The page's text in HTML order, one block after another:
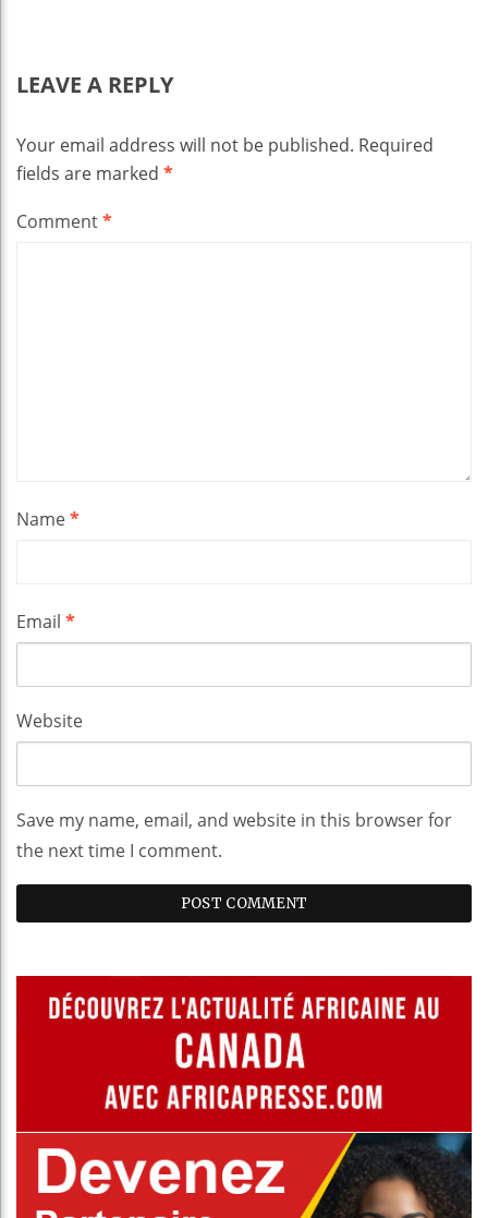
LEAVE A REPLY
Your email address will not be published. Required
fields are marked *
Comment*
Name*
Email *
Website
Save my name, email, and website in this browser for
the next time I comment.